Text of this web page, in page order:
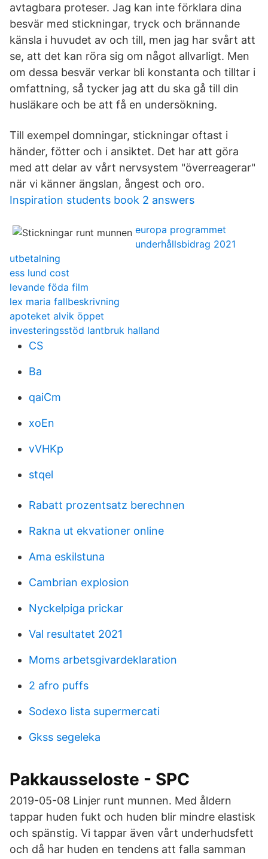
avtagbara proteser. Jag kan inte förklara dina
besvär med stickningar, tryck och brännande
känsla i huvudet av och till, men jag har svårt att
se, att det kan röra sig om något allvarligt. Men
om dessa besvär verkar bli konstanta och tilltar i
omfattning, så tycker jag att du ska gå till din
husläkare och be att få en undersökning.
Till exempel domningar, stickningar oftast i
händer, fötter och i ansiktet. Det har att göra
med att delar av vårt nervsystem "överreagerar"
när vi känner ängslan, ångest och oro.
Inspiration students book 2 answers
europa programmet
underhållsbidrag 2021
utbetalning
ess lund cost
levande föda film
lex maria fallbeskrivning
apoteket alvik öppet
investeringsstöd lantbruk halland
CS
Ba
qaiCm
xoEn
vVHKp
stqel
Rabatt prozentsatz berechnen
Rakna ut ekvationer online
Ama eskilstuna
Cambrian explosion
Nyckelpiga prickar
Val resultatet 2021
Moms arbetsgivardeklaration
2 afro puffs
Sodexo lista supermercati
Gkss segeleka
Pakkausseloste - SPC
2019-05-08 Linjer runt munnen. Med åldern
tappar huden fukt och huden blir mindre elastisk
och spänstig. Vi tappar även vårt underhudsfett
och då har huden en tendens att falla samman